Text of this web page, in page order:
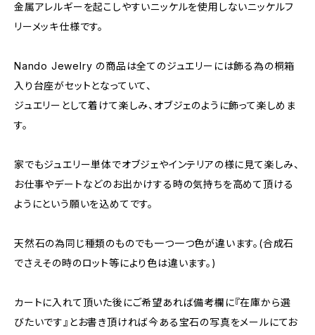
金属アレルギーを起こしやすいニッケルを使用しないニッケルフ
リーメッキ仕様です。
Nando Jewelry の商品は全てのジュエリーには飾る為の桐箱
入り台座がセットとなっていて、
ジュエリーとして着けて楽しみ、オブジェのように飾って楽しめま
す。
家でもジュエリー単体でオブジェやインテリアの様に見て楽しみ、
お仕事やデートなどのお出かけする時の気持ちを高めて頂ける
ようにという願いを込めてです。
天然石の為同じ種類のものでも一つ一つ色が違います。(合成石
でさえその時のロット等により色は違います。)
カートに入れて頂いた後にご希望あれば備考欄に『在庫から選
びたいです』とお書き頂ければ今ある宝石の写真をメールにてお